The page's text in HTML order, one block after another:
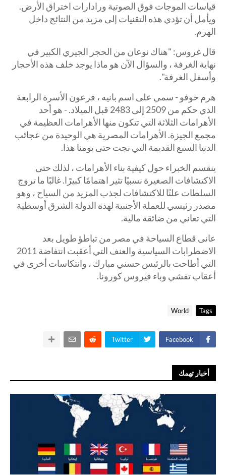
قياسات الموجات فوق الصوتية ورادارات اختراق الأرض.
ويأمل أن تؤدي هذه التقنيات إلى مزيد من النتائج داخل
الهرم.
قال غروس: "هناك نوعان من الحجر الجيري الكبير في
نهاية الغرفة ، والسؤال الآن هو ماذا يوجد خلف هذه الأحجار
وأسفل الغرفة".
هرم خوفو - سمي على اسم بانيه ، فرعون الأسرة الرابعة
الذي حكم من 2509 إلى 2483 قبل الميلاد. - هو أحد
الأهرامات الثلاثة التي تتكون منها الأهرامات العظيمة في
مجمع الجيزة. الأهرامات المصرية هي الوحيدة من عجائب
الدنيا السبع القديمة التي نجت حتى يومنا هذا.
ينقسم الخبراء حول كيفية بناء الأهرامات ، لذلك حتى
الاكتشافات الصغيرة نسبيًا تثير اهتمامًا كبيرًا. غالبًا ما تروج
السلطات علنًا للاكتشافات لجذب المزيد من السياح ، وهو
مصدر رئيسي للعملة الأجنبية لهذه الدولة الشرق أوسطية
التي تعاني من ضائقة مالية.
عانى قطاع السياحة في مصر من تباطؤ طويل بعد
الاضطرابات السياسية والعنف التي أعقبت انتفاضة 2011
التي أطاحت بالرئيس حسني مبارك ، وانتكاسات أخرى في
أعقاب تفشي وباء فيروس كورونا.
Tags
World
Facebook
Twitter
أخبار تهمك